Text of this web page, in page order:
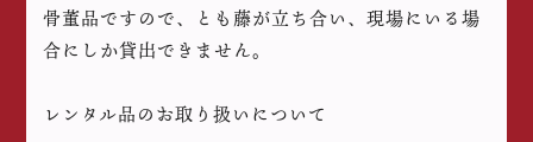
骨董品ですので、とも藤が立ち合い、現場にいる場
合にしか貸出できません。
レンタル品のお取り扱いについて